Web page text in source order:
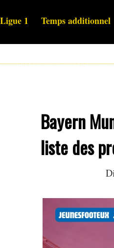
Ligue 1 Temps additionnel
Bayern
liste des